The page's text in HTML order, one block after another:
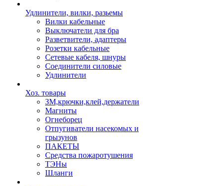
Удлинители, вилки, разьемы
Вилки кабельные
Выключатели для бра
Разветвители, адаптеры
Розетки кабельные
Сетевые кабеля, шнуры
Соединители силовые
Удлинители
Хоз. товары
ЗМ,крючки,клей,держатели
Магниты
Огнеборец
Отпугиватели насекомых и
грызунов
ПАКЕТЫ
Средства пожаротушения
ТЭНы
Шланги